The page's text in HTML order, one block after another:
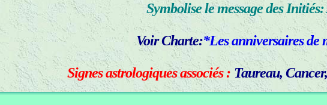
Symbolise le message des
Voir Charte:*Les anniversaires de
Signes astrologiques associés : Taureau,